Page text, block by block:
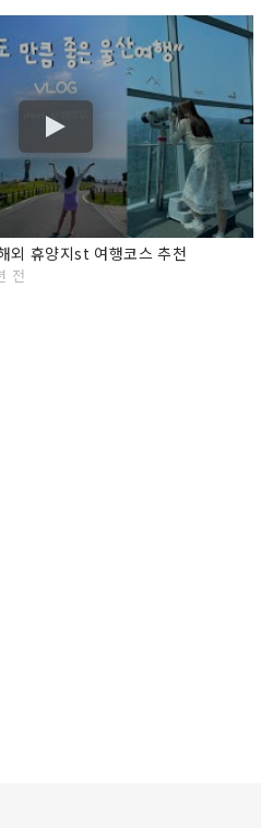
외 휴양지st 여행코스 추천
전